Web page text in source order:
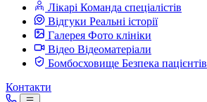
Лікарі Команда спеціалістів
Відгуки Реальні історії
Галерея Фото клініки
Відео Відеоматеріали
Бомбосховище Безпека пацієнтів
Контакти